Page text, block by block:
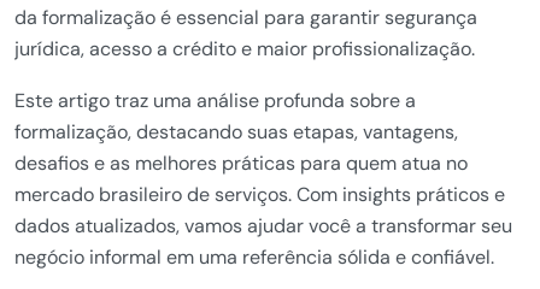
da formalização é essencial para garantir segurança
jurídica, acesso a crédito e maior profissionalização.
Este artigo traz uma análise profunda sobre a
formalização, destacando suas etapas, vantagens,
desafios e as melhores práticas para quem atua no
mercado brasileiro de serviços. Com insights práticos e
dados atualizados, vamos ajudar você a transformar seu
negócio informal em uma referência sólida e confiável.